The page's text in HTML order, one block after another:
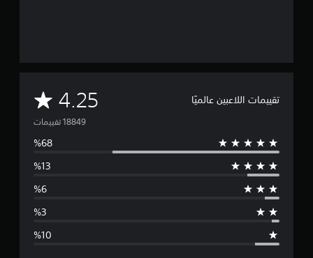
تقييمات اللاعبين عالميًا 4.25م
ت
و
س